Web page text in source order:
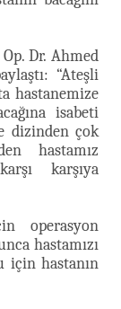
Dr. Ahmed
“Ateşli
hastanemize
isabeti
dizinden çok
hastamız
karşıya
operasyon
hastamızı
için hastanın